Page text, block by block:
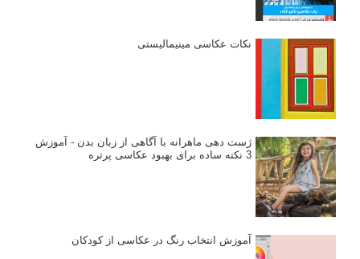
نکات عکاسی مینیمالیستی
ژست دهی ماهرانه با آگاهی از زبان بدن - آموزش
3 نکته ساده برای بهبود عکاسی پرتره
آموزش انتخاب رنگ در عکاسی از کودکان